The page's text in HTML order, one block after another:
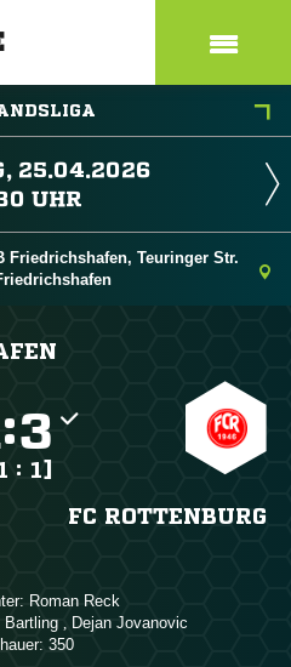


Friedrichshafen, Teuringer Str.
:
: 1]
FC ROTTENBURG
 
,  
350